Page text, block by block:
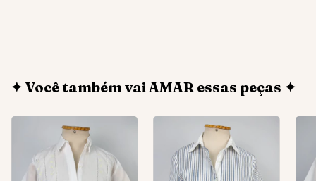
✦ Você também vai AMAR essas peças ✦